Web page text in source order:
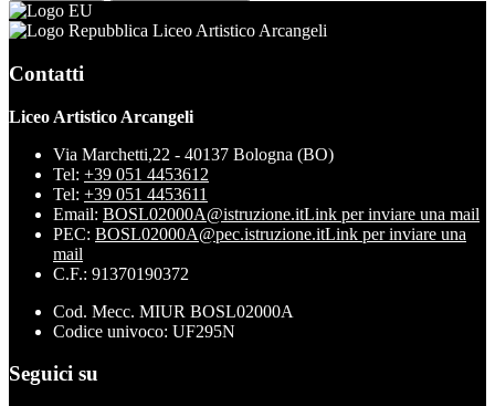
Liceo Artistico Arcangeli
Contatti
Liceo Artistico Arcangeli
Via Marchetti,22 - 40137 Bologna (BO)
Tel: +39 051 4453612
Tel: +39 051 4453611
Email: BOSL02000A@istruzione.itLink per inviare una mail
PEC: BOSL02000A@pec.istruzione.itLink per inviare una
mail
C.F.: 91370190372
Cod. Mecc. MIUR BOSL02000A
Codice univoco: UF295N
Seguici su